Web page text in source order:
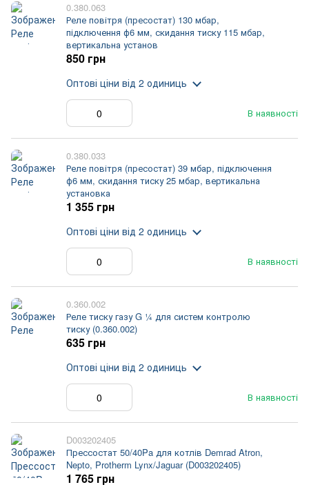
0.380.063
Реле повітря (пресостат) 130 мбар,
підключення ф6 мм, скидання тиску 115 мбар,
вертикальна установ
В наявності
850 грн
Оптові ціни від 2 одиниць
0.380.033
Реле повітря (пресостат) 39 мбар, підключення
ф6 мм, скидання тиску 25 мбар, вертикальна
установка
В наявності
1 355 грн
Оптові ціни від 2 одиниць
0.360.002
Реле тиску газу G ¼ для систем контролю
тиску (0.360.002)
В наявності
635 грн
Оптові ціни від 2 одиниць
D003202405
Прессостат 50/40Pa для котлів Demrad Atron,
Nepto, Protherm Lynx/Jaguar (D003202405)
1 765 грн